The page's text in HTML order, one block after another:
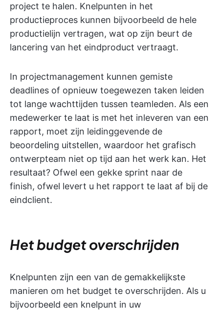
project te halen. Knelpunten in het
productieproces kunnen bijvoorbeeld de hele
productielijn vertragen, wat op zijn beurt de
lancering van het eindproduct vertraagt.
In projectmanagement kunnen gemiste
deadlines of opnieuw toegewezen taken leiden
tot lange wachttijden tussen teamleden. Als een
medewerker te laat is met het inleveren van een
rapport, moet zijn leidinggevende de
beoordeling uitstellen, waardoor het grafisch
ontwerpteam niet op tijd aan het werk kan. Het
resultaat? Ofwel een gekke sprint naar de
finish, ofwel levert u het rapport te laat af bij de
eindclient.
Het budget overschrijden
Knelpunten zijn een van de gemakkelijkste
manieren om het budget te overschrijden. Als u
bijvoorbeeld een knelpunt in uw